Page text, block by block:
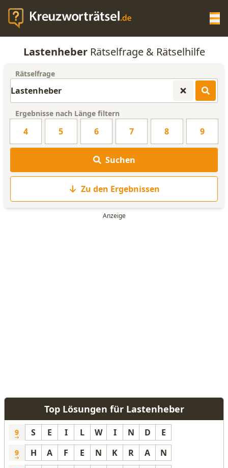
KREUZWORTRÄTSEL-HILFE
WORTLISTE
LastenheberRätselfrage & Rätselhilfe
Rätselfrage
Ergebnisse nach Länge filtern
4 5 6 7 8 9
Suchen
Zu den Ergebnissen
Top Lösungen für Lastenheber
9 S E I L W I N D E
9 H A F E N K R A N